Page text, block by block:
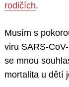
rodičích.
Musím s
viru SARS-
se mnou
mortalita u dětí